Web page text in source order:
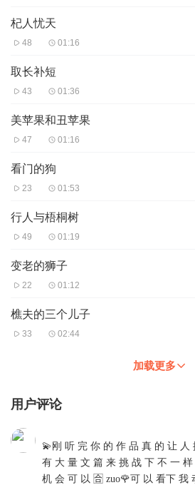
杞人忧天
48 01:16
取长补短
43 01:36
美苹果和丑苹果
47 01:16
看门的狗
23 01:53
行人与梧桐树
49 01:19
变老的狮子
22 01:12
樵夫的三个儿子
33 02:44
加载更多
用户评论
‎💫‎刚 听 完 你 的 作 品 真 的 让 人
有 大 量 文 篇 来 挑 战 下 不 一
机 会 可 以 🈴 zuo🌹可 以 看下